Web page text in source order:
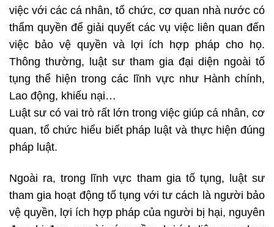
việc với các cá nhân, tổ chức, cơ quan nhà nước có
thẩm quyền để giải quyết các vụ việc liên quan đến
việc bảo vệ quyền và lợi ích hợp pháp cho họ.
Thông thường, luật sư tham gia đại diện ngoài tố
tụng thể hiện trong các lĩnh vực như Hành chính,
Lao động, khiếu nại…
Luật sư có vai trò rất lớn trong việc giúp cá nhân, cơ
quan, tổ chức hiểu biết pháp luật và thực hiện đúng
pháp luật.
Ngoài ra, trong lĩnh vực tham gia tố tụng, luật sư
tham gia hoạt động tố tụng với tư cách là người bảo
vệ quyền, lợi ích hợp pháp của người bị hại, nguyên